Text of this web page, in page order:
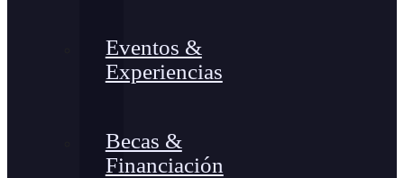
Eventos &
Experiencias
Becas &
Financiación